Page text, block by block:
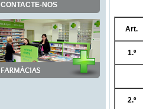
CONTACTE-NOS
Art.
1.º
2.º